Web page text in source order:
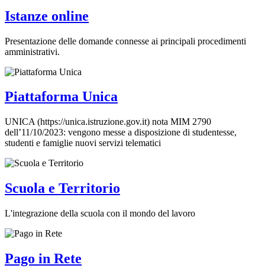
Istanze online
Presentazione delle domande connesse ai principali procedimenti
amministrativi.
Piattaforma Unica
UNICA (https://unica.istruzione.gov.it) nota MIM 2790
dell’11/10/2023: vengono messe a disposizione di studentesse,
studenti e famiglie nuovi servizi telematici
Scuola e Territorio
L'integrazione della scuola con il mondo del lavoro
Pago in Rete